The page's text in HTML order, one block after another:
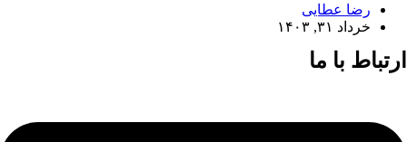
رضا عطایی
خرداد ۳۱, ۱۴۰۳
ارتباط با ما